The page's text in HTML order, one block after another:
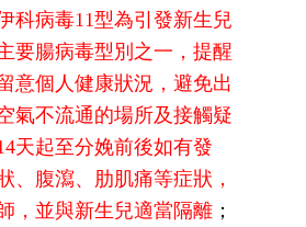
科病毒11型為引發新生兒
要腸病毒型別之一，提醒
意個人健康狀況，避免出
氣不流通的場所及接觸疑
天起至分娩前後如有發
、腹瀉、肋肌痛等症狀，
，並與新生兒適當隔離；